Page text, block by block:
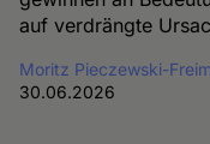
auf verdrängte
Moritz Pieczewski-
30.06.2026